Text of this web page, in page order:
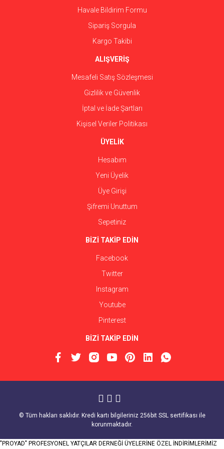
Gönder
Havale Bildirim Formu
Sipariş Sorgula
Kargo Takibi
ALIŞVERİŞ
Mesafeli Satış Sözleşmesi
Gizlilik ve Güvenlik
İptal ve İade Şartları
Kişisel Veriler Politikası
ÜYELİK
Hesabım
Yeni Üyelik
Üye Girişi
Şifremi Unuttum
Sepetiniz
BİZİ TAKİP EDİN
Facebook
Twitter
Instagram
Youtube
Pinterest
BİZİ TAKİP EDİN
© Tüm hakları saklıdır. Kredi kartı bilgileriniz 256bit SSL sertifikası ile
korunmaktadır.
"PROYAD" PROFESYONEL YATÇILAR DERNEĞİ ÜYELERİNE ÖZEL İNDİRİMLERİMİZ